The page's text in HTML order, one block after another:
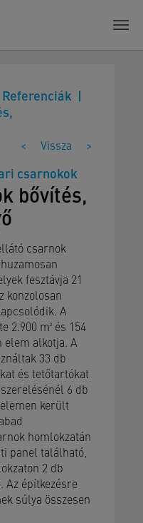
Referenciák
< Vissza >
csarnokok
bővítés,
csarnok
fesztávja 21
konzolosan
A
2.900 m² és 154
alkotja. A
33 db
és tetőtartókat
6 db
került
homlokzatán
panel található,
2 db
Az építkezésre
súlya összesen